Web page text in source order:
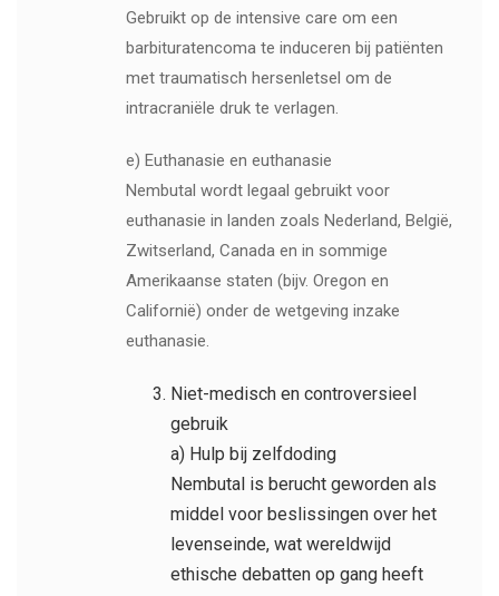
Gebruikt op de intensive care om een
barbituratencoma te induceren bij patiënten
met traumatisch hersenletsel om de
intracraniële druk te verlagen.
e) Euthanasie en euthanasie
Nembutal wordt legaal gebruikt voor
euthanasie in landen zoals Nederland, België,
Zwitserland, Canada en in sommige
Amerikaanse staten (bijv. Oregon en
Californië) onder de wetgeving inzake
euthanasie.
Niet-medisch en controversieel
gebruik
a) Hulp bij zelfdoding
Nembutal is berucht geworden als
middel voor beslissingen over het
levenseinde, wat wereldwijd
ethische debatten op gang heeft